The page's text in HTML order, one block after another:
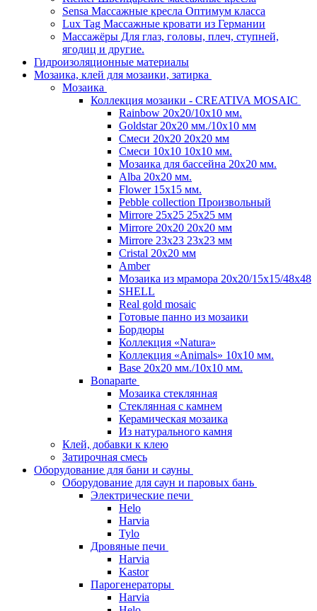
Sensа Массажные кресла Оптимум класса
Lux Tag Массажные кровати из Германии
Массажёры Для глаз, головы, плеч, ступней,
ягодиц и другие.
Гидроизоляционные материалы
Мозаика, клей для мозаики, затирка
Мозаика
Коллекция мозаики - CREATIVA MOSAIC
Rainbow 20x20/10х10 мм.
Goldstar 20х20 мм./10х10 мм
Смеси 20х20 20х20 мм
Смеси 10х10 10x10 мм.
Мозаика для бассейна 20x20 мм.
Alba 20x20 мм.
Flower 15x15 мм.
Pebble collection Произвольный
Mirrore 25х25 25x25 мм
Mirrore 20х20 20x20 мм
Mirrore 23х23 23x23 мм
Cristal 20х20 мм
Amber
Мозаика из мрамора 20х20/15х15/48х48
SHELL
Real gold mosaic
Готовые панно из мозаики
Бордюры
Коллекция «Natura»
Коллекция «Animals» 10х10 мм.
Base 20x20 мм./10х10 мм.
Bonaparte
Мозаика стеклянная
Стеклянная с камнем
Керамическая мозаика
Из натурального камня
Клей, добавки к клею
Затирочная смесь
Оборудование для бани и сауны
Оборудование для саун и паровых бань
Электрические печи
Helo
Harvia
Tylo
Дровяные печи
Harvia
Kastor
Парогенераторы
Harvia